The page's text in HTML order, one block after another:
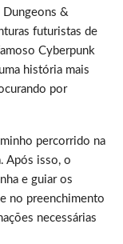
Dungeons &
futuristas de
Cyberpunk
história mais
por
percorrido na
Após isso, o
e guiar os
no preenchimento
necessárias